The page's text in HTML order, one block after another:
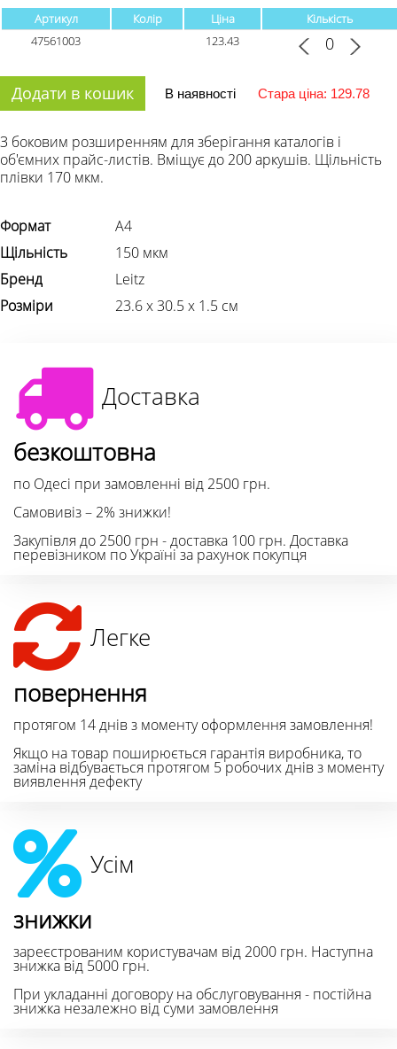
Артикул Колір Ціна
Кількість
47561003
123.43
Додати в кошик В наявності Стара ціна: 129.78
З боковим розширенням для зберігання каталогів і
об'ємних прайс-листів. Вміщує до 200 аркушів. Щільність
плівки 170 мкм.
Формат
А4
Щільність
150 мкм
Бренд
Leitz
Розміри
23.6 х 30.5 х 1.5 см
Доставка
безкоштовна
по Одесі при замовленні від 2500 грн.
Самовивіз – 2% знижки!
Закупівля до 2500 грн - доставка 100 грн. Доставка
перевізником по Україні за рахунок покупця
Легке
повернення
протягом 14 днів з моменту оформлення замовлення!
Якщо на товар поширюється гарантія виробника, то
заміна відбувається протягом 5 робочих днів з моменту
виявлення дефекту
Усім
знижки
зареєстрованим користувачам від 2000 грн. Наступна
знижка від 5000 грн.
При укладанні договору на обслуговування - постійна
знижка незалежно від суми замовлення